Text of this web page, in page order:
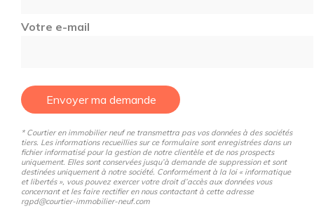
Votre e-mail
Envoyer ma demande
* Courtier en immobilier neuf ne transmettra pas vos données à des sociétés
tiers. Les informations recueillies sur ce formulaire sont enregistrées dans un
fichier informatisé pour la gestion de notre clientèle et de nos prospects
uniquement. Elles sont conservées jusqu’à demande de suppression et sont
destinées uniquement à notre société. Conformément à la loi « informatique
et libertés », vous pouvez exercer votre droit d’accès aux données vous
concernant et les faire rectifier en nous contactant à cette adresse
rgpd@courtier-immobilier-neuf.com